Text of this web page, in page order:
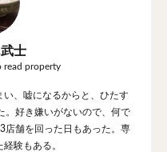
士
read property
い、嘘になるからと、ひたす
。好き嫌いがないので、何で
店舗を回った日もあった。専
験もある。